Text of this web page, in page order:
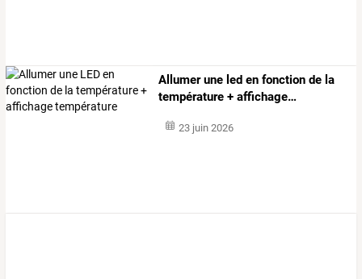
Allumerune led en fonction de la
température + affichage…
23 juin 2026